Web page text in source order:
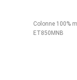
Colonne 100%
ET850MNB